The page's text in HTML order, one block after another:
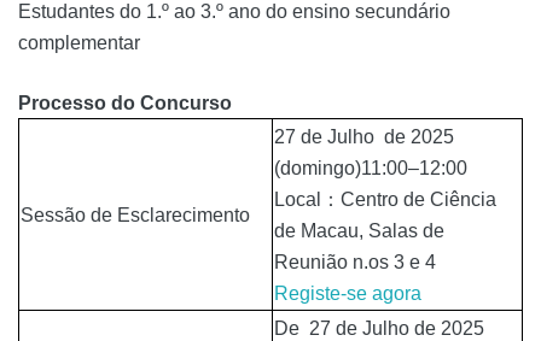
Estudantes do 1.º ao 3.º ano do ensino secundário
complementar
Processo do Concurso
Sessão de Esclarecimento
27 de Julho de 2025
(domingo)11:00–12:00
Local：Centro de Ciência
de Macau, Salas de
Reunião n.os 3 e 4
Registe-se agora
De 27 de Julho de 2025